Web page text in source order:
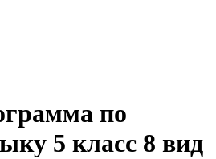
по
5 класс 8 вид